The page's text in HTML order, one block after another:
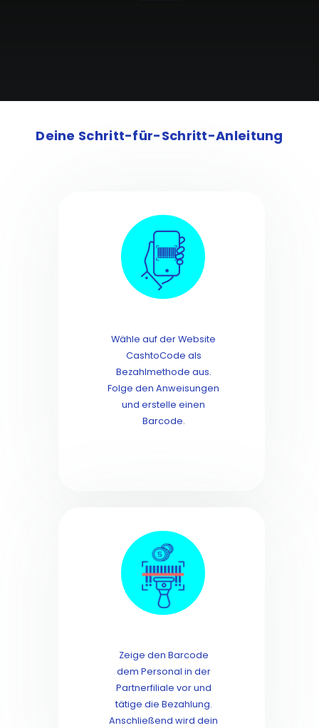
Deine Schritt-für-Schritt-Anleitung
Wähle auf der Website
CashtoCode als
Bezahlmethode aus.
Folge den Anweisungen
und erstelle einen
Barcode.
Zeige den Barcode
dem Personal in der
Partnerfiliale vor und
tätige die Bezahlung.
Anschließend wird dein